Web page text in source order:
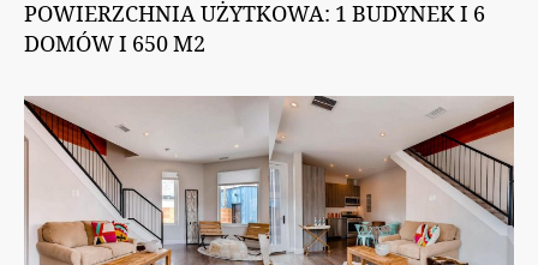
POWIERZCHNIA UŻYTKOWA: 1 BUDYNEK I 6
DOMÓW I 650 M2